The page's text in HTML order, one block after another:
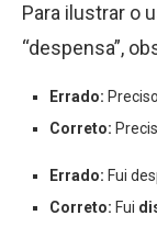
Para ilustrar o
“despensa”,
Errado:
Correto:
Errado: Fui
Correto: Fui